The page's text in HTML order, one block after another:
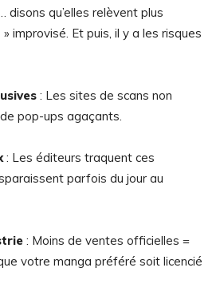
disons qu’elles relèvent plus
improvisé. Et puis, il y a les risques
: Les sites de scans non
pop-ups agaçants.
: Les éditeurs traquent ces
parfois du jour au
: Moins de ventes officielles =
votre manga préféré soit licencié